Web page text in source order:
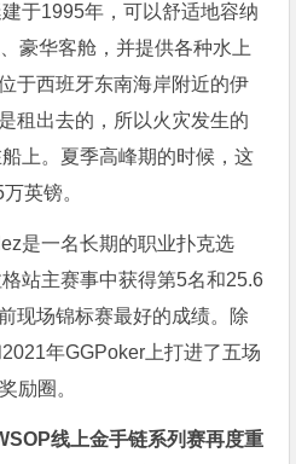
于1995年，可以舒适地容纳
豪华客舱，并提供各种水上
于西班牙东南海岸附近的伊
租出去的，所以火灾发生的
上。夏季高峰期的时候，这
英镑。
是一名长期的职业扑克选
站主赛事中获得第5名和25.6
现场锦标赛最好的成绩。除
年GGPoker上打进了五场
励圈。
线上金手链系列赛再度重